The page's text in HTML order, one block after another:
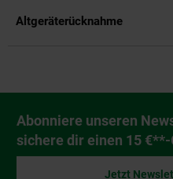
Altgeräterücknahme
Newsletter Anmeldung
Abonniere unseren
sichere dir einen 15
Jetzt